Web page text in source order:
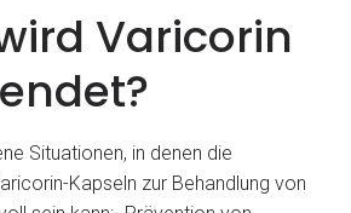
Varicorin
Situationen, in denen die
Kapseln zur Behandlung von